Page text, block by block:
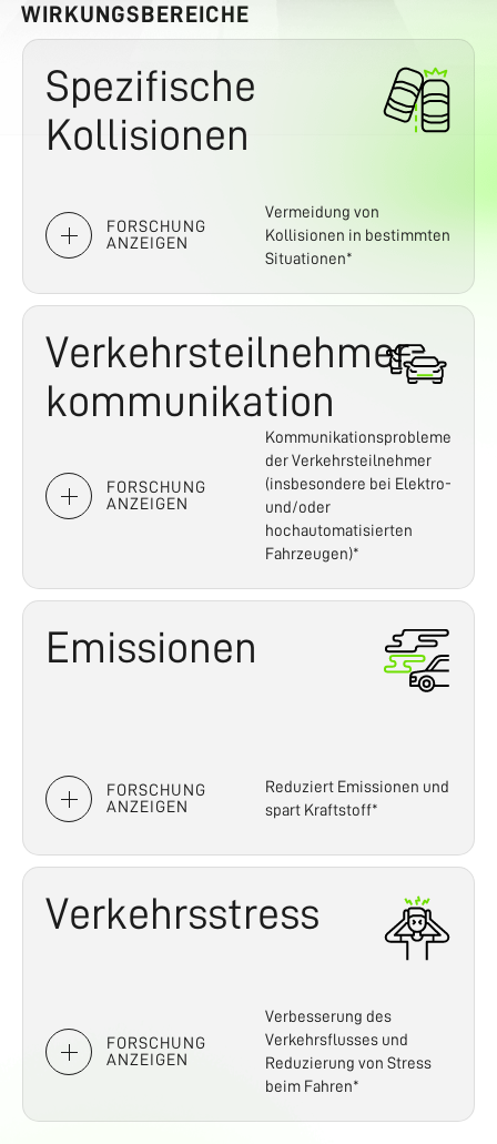
WIRKUNGSBEREICHE
Spezifische
Kollisionen
FORSCHUNG
ANZEIGEN
Vermeidung von
Kollisionen in bestimmten
Situationen*
Verkehrsteilnehmer-
kommunikation
FORSCHUNG
ANZEIGEN
Kommunikationsprobleme
der Verkehrsteilnehmer
(insbesondere bei Elektro-
und/oder
hochautomatisierten
Fahrzeugen)*
Emissionen
FORSCHUNG
ANZEIGEN
Reduziert Emissionen und
spart Kraftstoff*
Verkehrsstress
FORSCHUNG
ANZEIGEN
Verbesserung des
Verkehrsflusses und
Reduzierung von Stress
beim Fahren*